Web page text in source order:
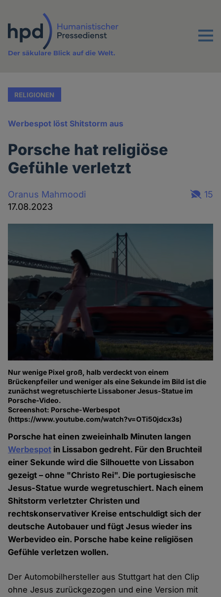
Inhalt
Menu
Der säkulare Blick auf die Welt.
RELIGIONEN
Werbespot löst Shitstorm aus
Porsche hat religiöse
Gefühle verletzt
Oranus Mahmoodi
17.08.2023
15
Nur wenige Pixel groß, halb verdeckt von einem
Brückenpfeiler und weniger als eine Sekunde im Bild ist die
zunächst wegretuschierte Lissaboner Jesus-Statue im
Porsche-Video.
Screenshot: Porsche-Werbespot
(https://www.youtube.com/watch?v=OTi50jdcx3s)
Porsche hat einen zweieinhalb Minuten langen
Werbespot in Lissabon gedreht. Für den Bruchteil
einer Sekunde wird die Silhouette von Lissabon
gezeigt – ohne "Christo Rei". Die portugiesische
Jesus-Statue wurde wegretuschiert. Nach einem
Shitstorm verletzter Christen und
rechtskonservativer Kreise entschuldigt sich der
deutsche Autobauer und fügt Jesus wieder ins
Werbevideo ein. Porsche habe keine religiösen
Gefühle verletzen wollen.
Der Automobilhersteller aus Stuttgart hat den Clip
ohne Jesus zurückgezogen und eine Version mit